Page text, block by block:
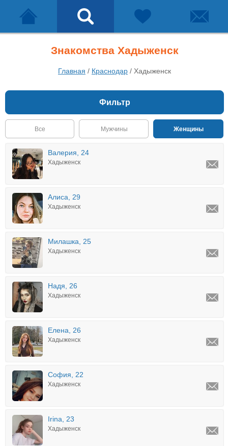
Знакомства Хадыженск
Главная / Краснодар / Хадыженск
Фильтр
Все Мужчины Женщины
Валерия, 24
Хадыженск
Алиса, 29
Хадыженск
Милашка, 25
Хадыженск
Надя, 26
Хадыженск
Елена, 26
Хадыженск
София, 22
Хадыженск
Irina, 23
Хадыженск